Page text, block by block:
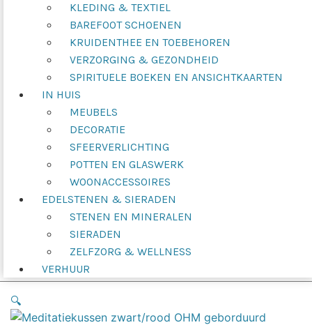
KLEDING & TEXTIEL
BAREFOOT SCHOENEN
KRUIDENTHEE EN TOEBEHOREN
VERZORGING & GEZONDHEID
SPIRITUELE BOEKEN EN ANSICHTKAARTEN
IN HUIS
MEUBELS
DECORATIE
SFEERVERLICHTING
POTTEN EN GLASWERK
WOONACCESSOIRES
EDELSTENEN & SIERADEN
STENEN EN MINERALEN
SIERADEN
ZELFZORG & WELLNESS
VERHUUR
🔍